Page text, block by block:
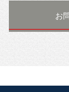
お